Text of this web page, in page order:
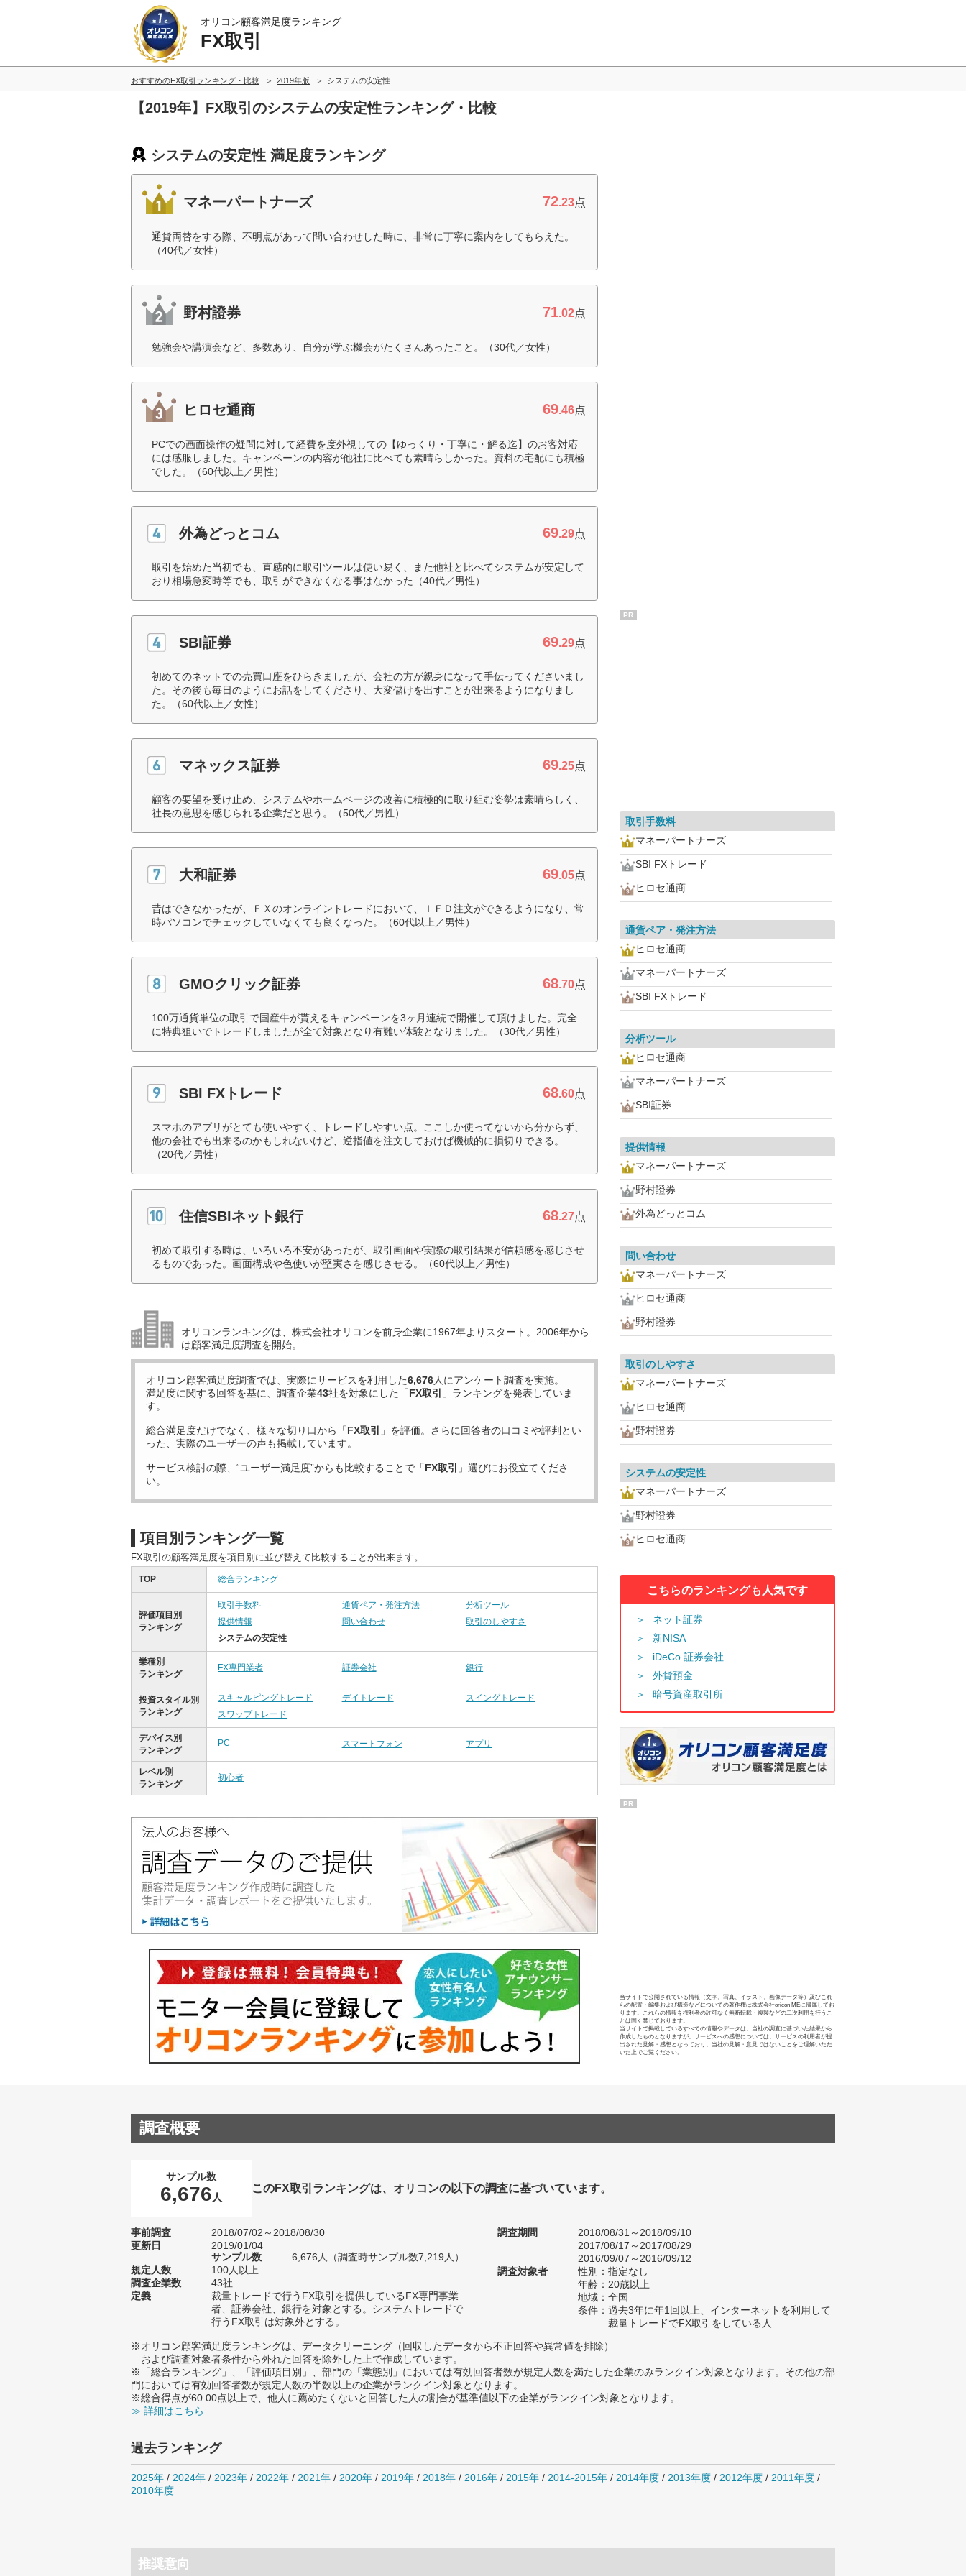
オリコン顧客満足度ランキング
FX取引
おすすめのFX取引ランキング・比較 2019年版 システムの安定性
【2019年】FX取引のシステムの安定性ランキング・比較
システムの安定性 満足度ランキング
マネーパートナーズ 72.23点
通貨両替をする際、不明点があって問い合わせした時に、非常に丁寧に案内をしてもらえた。
（40代／女性）
野村證券 71.02点
勉強会や講演会など、多数あり、自分が学ぶ機会がたくさんあったこと。（30代／女性）
ヒロセ通商 69.46点
PCでの画面操作の疑問に対して経費を度外視しての【ゆっくり・丁寧に・解る迄】のお客対応
には感服しました。キャンペーンの内容が他社に比べても素晴らしかった。資料の宅配にも積極
でした。（60代以上／男性）
外為どっとコム 69.29点
取引を始めた当初でも、直感的に取引ツールは使い易く、また他社と比べてシステムが安定して
おり相場急変時等でも、取引ができなくなる事はなかった（40代／男性）
SBI証券 69.29点
初めてのネットでの売買口座をひらきましたが、会社の方が親身になって手伝ってくださいまし
た。その後も毎日のようにお話をしてくださり、大変儲けを出すことが出来るようになりまし
た。（60代以上／女性）
マネックス証券 69.25点
顧客の要望を受け止め、システムやホームページの改善に積極的に取り組む姿勢は素晴らしく、
社長の意思を感じられる企業だと思う。（50代／男性）
大和証券 69.05点
昔はできなかったが、ＦＸのオンライントレードにおいて、ＩＦＤ注文ができるようになり、常
時パソコンでチェックしていなくても良くなった。（60代以上／男性）
GMOクリック証券 68.70点
100万通貨単位の取引で国産牛が貰えるキャンペーンを3ヶ月連続で開催して頂けました。完全
に特典狙いでトレードしましたが全て対象となり有難い体験となりました。（30代／男性）
SBI FXトレード 68.60点
スマホのアプリがとても使いやすく、トレードしやすい点。ここしか使ってないから分からず、
他の会社でも出来るのかもしれないけど、逆指値を注文しておけば機械的に損切りできる。
（20代／男性）
住信SBIネット銀行 68.27点
初めて取引する時は、いろいろ不安があったが、取引画面や実際の取引結果が信頼感を感じさせ
るものであった。画面構成や色使いが堅実さを感じさせる。（60代以上／男性）
オリコンランキングは、株式会社オリコンを前身企業に1967年よりスタート。2006年から
は顧客満足度調査を開始。
オリコン顧客満足度調査では、実際にサービスを利用した6,676人にアンケート調査を実施。
満足度に関する回答を基に、調査企業43社を対象にした「FX取引
」ランキングを発表していま
す。
総合満足度だけでなく、様々な切り口から「FX取引
」を評価。さらに回答者の口コミや評判とい
った、実際のユーザーの声も掲載しています。
サービス検討の際、“ユーザー満足度”からも比較することで「FX取引
」選びにお役立てくださ
い。
項目別ランキング一覧
FX取引の顧客満足度を項目別に並び替えて比較することが出来ます。
TOP 総合ランキング
評価項目別
ランキング
取引手数料 通貨ペア・発注方法
分析ツール
提供情報
問い合わせ
取引のしやすさ
システムの安定性
業種別
ランキング
FX専門業者 証券会社 銀行
投資スタイル別
ランキング
スキャルピングトレード デイトレード
スイングトレード
スワップトレード
デバイス別
ランキング
PC スマートフォン アプリ
レベル別
ランキング
初心者
PR
取引手数料
マネーパートナーズ
SBI FXトレード
ヒロセ通商
通貨ペア・発注方法
ヒロセ通商
マネーパートナーズ
SBI FXトレード
分析ツール
ヒロセ通商
マネーパートナーズ
SBI証券
提供情報
マネーパートナーズ
野村證券
外為どっとコム
問い合わせ
マネーパートナーズ
ヒロセ通商
野村證券
取引のしやすさ
マネーパートナーズ
ヒロセ通商
野村證券
システムの安定性
マネーパートナーズ
野村證券
ヒロセ通商
こちらのランキングも人気です
ネット証券
新NISA
iDeCo 証券会社
外貨預金
暗号資産取引所
PR
当サイトで公開されている情報（文字、写真、イラスト、画像データ等）及びこれ
らの配置・編集および構造などについての著作権は株式会社oricon MEに帰属してお
ります。これらの情報を権利者の許可なく無断転載・複製などの二次利用を行うこ
とは固く禁じております。
当サイトで掲載しているすべての情報やデータは、当社の調査に基づいた結果から
作成したものとなりますが、サービスへの感想については、サービスの利用者が提
出された見解・感想となっており、当社の見解・意見ではないことをご理解いただ
いた上でご覧ください。
調査概要
サンプル数
6,676 人
このFX取引ランキングは、オリコンの以下の調査に基づいています。
事前調査
2018/07/02～2018/08/30
更新日
2019/01/04
サンプル数
6,676人（調査時サンプル数7,219人）
規定人数
100人以上
調査企業数
43社
定義
裁量トレードで行うFX取引を提供しているFX専門事業
者、証券会社、銀行を対象とする。システムトレードで
行うFX取引は対象外とする。
調査期間
2018/08/31～2018/09/10
2017/08/17～2017/08/29
2016/09/07～2016/09/12
調査対象者
性別：指定なし
年齢：20歳以上
地域：全国
条件：過去3年に年1回以上、インターネットを利用して
裁量トレードでFX取引をしている人
※オリコン顧客満足度ランキングは、データクリーニング（回収したデータから不正回答や異常値を排除）
および調査対象者条件から外れた回答を除外した上で作成しています。
※「総合ランキング」、「評価項目別」、部門の「業態別」においては有効回答者数が規定人数を満たした企業のみランクイン対象となります。その他の部
門においては有効回答者数が規定人数の半数以上の企業がランクイン対象となります。
※総合得点が60.00点以上で、他人に薦めたくないと回答した人の割合が基準値以下の企業がランクイン対象となります。
≫ 詳細はこちら
過去ランキング
2025年 / 2024年 / 2023年 / 2022年 / 2021年 / 2020年 / 2019年 / 2018年 / 2016年 / 2015年 / 2014-2015年 / 2014年度 / 2013年度 / 2012年度 / 2011年度 /
2010年度
推奨意向